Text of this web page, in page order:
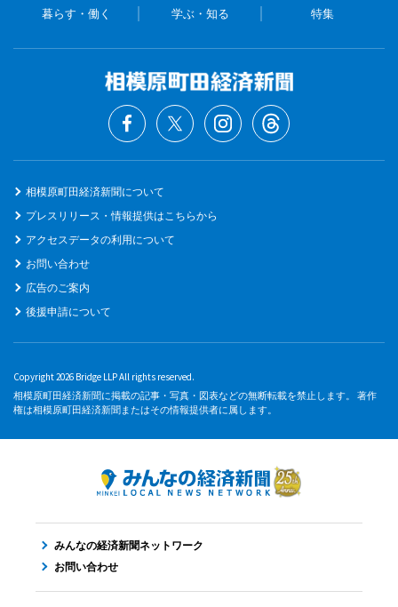
暮らす・働く 学ぶ・知る 特集
相模原町田経済新聞について
プレスリリース・情報提供はこちらから
アクセスデータの利用について
お問い合わせ
広告のご案内
後援申請について
Copyright 2026 Bridge LLP All rights reserved.
相模原町田経済新聞に掲載の記事・写真・図表などの無断転載を禁止します。 著作
権は相模原町田経済新聞またはその情報提供者に属します。
みんなの経済新聞ネットワーク
お問い合わせ